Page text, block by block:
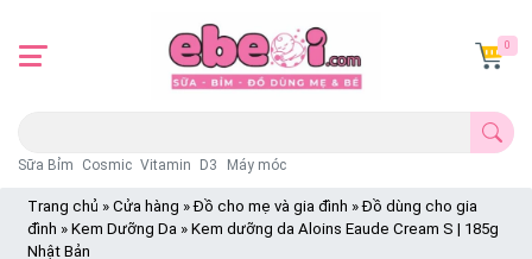
Sữa Bỉm Cosmic Vitamin D3 Máy móc
0
Trang chủ »Cửa hàng »Đồ cho mẹ và gia đình »Đồ dùng cho gia
đình »Kem Dưỡng Da »Kem dưỡng da Aloins Eaude Cream S | 185g
Nhật Bản